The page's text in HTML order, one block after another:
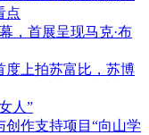
点
，首展呈现马克·布
度上拍苏富比，苏博
人”
作支持项目“向山学